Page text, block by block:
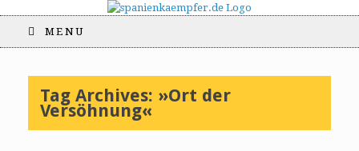
MENU
Tag Archives: »Ort der
Versöhnung«